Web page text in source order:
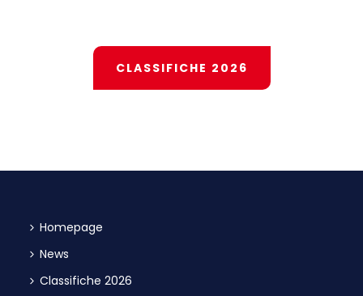
CLASSIFICHE 2026
Homepage
News
Classifiche 2026